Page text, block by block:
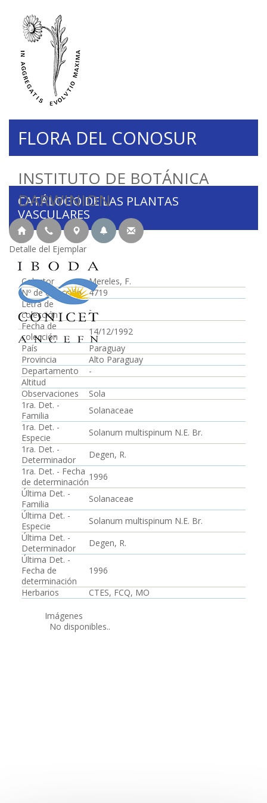
INSTITUTO DE BOTÁNICA
DARWINION
FLORA DEL CONOSUR
CATÁLOGO DE LAS PLANTAS
VASCULARES
Detalle del Ejemplar
Colector
Mereles, F.
Nº de colección
4719
Letra de
colección
-
Fecha de
colección
14/12/1992
País
Paraguay
Provincia
Alto Paraguay
Departamento
-
Altitud
Observaciones
Sola
1ra. Det. -
Familia
Solanaceae
1ra. Det. -
Especie
Solanum multispinum N.E. Br.
1ra. Det. -
Determinador
Degen, R.
1ra. Det. - Fecha
de determinación1996
Última Det. -
Familia
Solanaceae
Última Det. -
Especie
Solanum multispinum N.E. Br.
Última Det. -
Determinador
Degen, R.
Última Det. -
Fecha de
determinación
1996
Herbarios
CTES, FCQ, MO
Imágenes
No disponibles..